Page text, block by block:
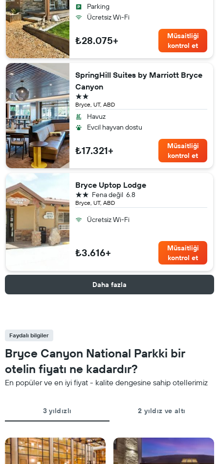
Parking
Ücretsiz Wi-Fi
₺28.075+
Müsaitliği
kontrol et
SpringHill Suites by Marriott Bryce
Canyon
Bryce, UT, ABD
2 yıldız
Havuz
Evcil hayvan dostu
₺17.321+
Müsaitliği
kontrol et
Bryce Uptop Lodge
Bryce, UT, ABD
6.8
Fena değil
2 yıldız
Ücretsiz Wi-Fi
₺3.616+
Müsaitliği
kontrol et
Daha fazla
Faydalı bilgiler
Bryce Canyon National Parkki bir
otelin fiyatı ne kadardır?
En popüler ve en iyi fiyat - kalite dengesine sahip otellerimiz
3 yıldızlı 2 yıldız ve altı